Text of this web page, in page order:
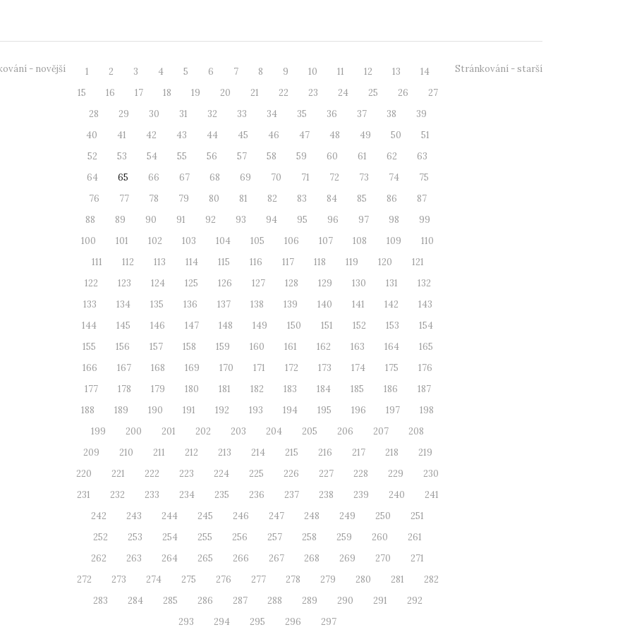
- novější 1 2 3 4 5 6 7 8 9 10 11 12 13
14
15
16 17 18 19 20 21 22 23 24 25 26
27
28
29 30 31 32 33 34 35 36 37 38
39
40
41 42 43 44 45 46 47 48 49 50
51
52
53 54 55 56 57 58 59 60 61 62
63
64
65 66 67 68 69 70 71 72 73 74
75
76
77 78 79 80 81 82 83 84 85 86
87
88
89 90 91 92 93 94 95 96 97 98
99
100
101 102 103 104 105 106 107 108 109
110
111
112 113 114 115 116 117 118 119 120
121
122
123 124 125 126 127 128 129 130 131
132
133
134 135 136 137 138 139 140 141 142
143
144
145 146 147 148 149 150 151 152 153
154
155
156 157 158 159 160 161 162 163 164
165
166
167 168 169 170 171 172 173 174 175
176
177
178 179 180 181 182 183 184 185 186
187
188
189 190 191 192 193 194 195 196 197
198
199
200 201 202 203 204 205 206 207
208
209
210 211 212 213 214 215 216 217 218
219
220
221 222 223 224 225 226 227 228 229
230
231
232 233 234 235 236 237 238 239 240
241
242
243 244 245 246 247 248 249 250
251
252
253 254 255 256 257 258 259 260
261
262
263 264 265 266 267 268 269 270
271
272
273 274 275 276 277 278 279 280 281
282
283
284 285 286 287 288 289 290 291
292
293
294 295 296 297
Stránkování - starší